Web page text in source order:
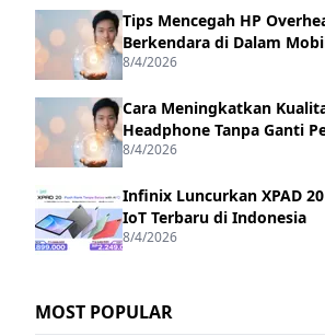
Tips Mencegah HP
Berkendara di Dalam
8/4/2026
Cara Meningkatkan
Headphone Tanpa Ganti
8/4/2026
Infinix Luncurkan XPAD
IoT Terbaru di Indonesia
8/4/2026
MOST POPULAR